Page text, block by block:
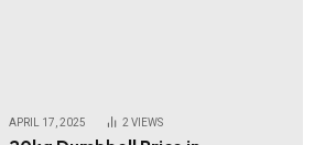
APRIL 17, 2025 2 VIEWS